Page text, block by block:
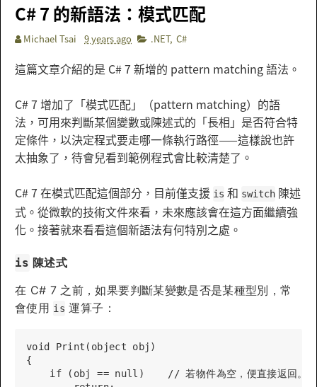
C# 7 的新語法：模式匹配
Michael Tsai 9 years ago .NET, C#
這篇文章介紹的是 C# 7 新增的 pattern matching 語法。
C# 7 增加了「模式匹配」（pattern matching）的語
法，可用來判斷某個變數或陳述式的「長相」是否符合特
定條件，以決定程式要走哪一條執行路徑——這樣說也許
太抽象了，待會兒看到範例程式會比較清楚了。
C# 7 在模式匹配這個部分，目前僅支援 is 和 switch 陳述
式。從微軟的技術文件來看，未來應該會在這方面繼續強
化。接著就來看看這個新語法有何特別之處。
is 陳述式
在 C# 7 之前，如果要判斷某變數是否是某種型別，常
會使用 is 運算子：
void Print(object obj)
{
    if (obj == null)    // 若物件為空，便直接返回。